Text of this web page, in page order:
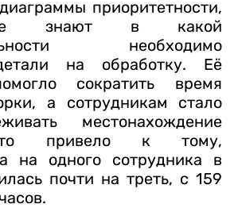
приоритетности,
знают в какой
необходимо
на обработку. Её
сократить время
а сотрудникам стало
местонахождение
привело к тому,
на одного сотрудника в
почти на треть, с 159